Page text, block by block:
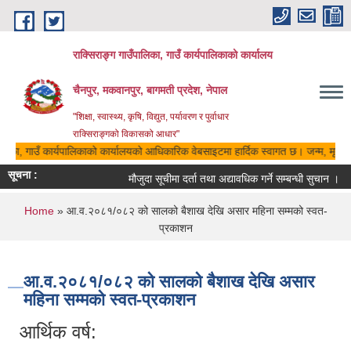
Skip to main content
राक्सिराङ्ग गाउँपालिका, गाउँ कार्यपालिकाको कार्यालय
चैनपुर, मकवानपुर, बागमती प्रदेश, नेपाल
"शिक्षा, स्वास्थ्य, कृषि, विद्युत, पर्यावरण र पुर्वाधार
राक्सिराङ्गको विकासको आधार"
गाउँ कार्यपालिकाको कार्यालयको आधिकारिक वेबसाइटमा हार्दिक स्वागत छ। जन्म,
सूचना :
मौजुदा सूचीमा दर्ता तथा अद्यावधिक गर्ने सम्बन्धी सुचान ।
You are here
Home» आ.व.२०८१/०८२ को सालको बैशाख देखि असार महिना सम्मको स्वत-
प्रकाशन
आ.व.२०८१/०८२ को सालको बैशाख देखि असार
महिना सम्मको स्वत-प्रकाशन
आर्थिक वर्ष: